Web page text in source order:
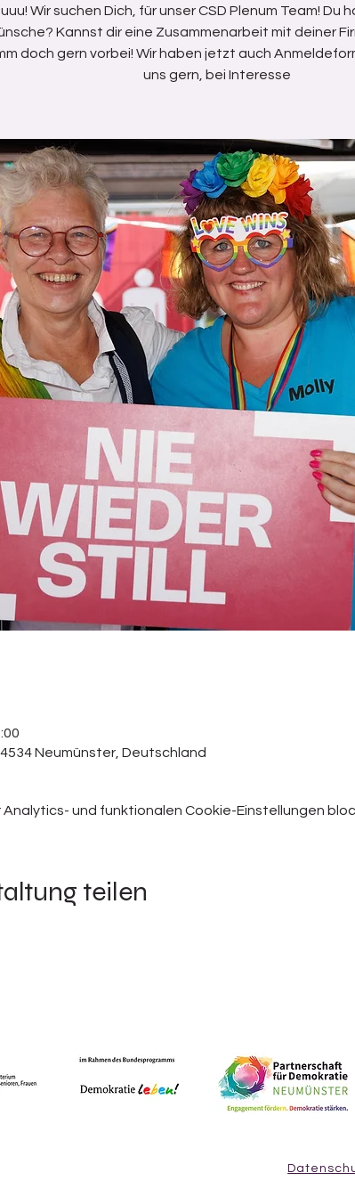
Wir suchen Dich, für unser CSD Plenum Team! Du
Kannst dir eine Zusammenarbeit mit deiner
doch gern vorbei! Wir haben jetzt auch
uns gern, bei Interesse
Neumünster, Deutschland
und funktionalen Cookie-Einstellungen
teilen